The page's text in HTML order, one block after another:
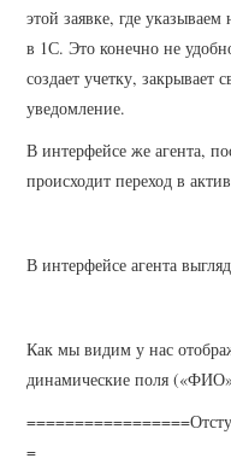
этой заявке, где
в 1С. Это конечно не
создает учетку,
уведомление.
В интерфейсе же агента,
происходит переход в
В интерфейсе агента
Как мы видим у нас
динамические поля
=